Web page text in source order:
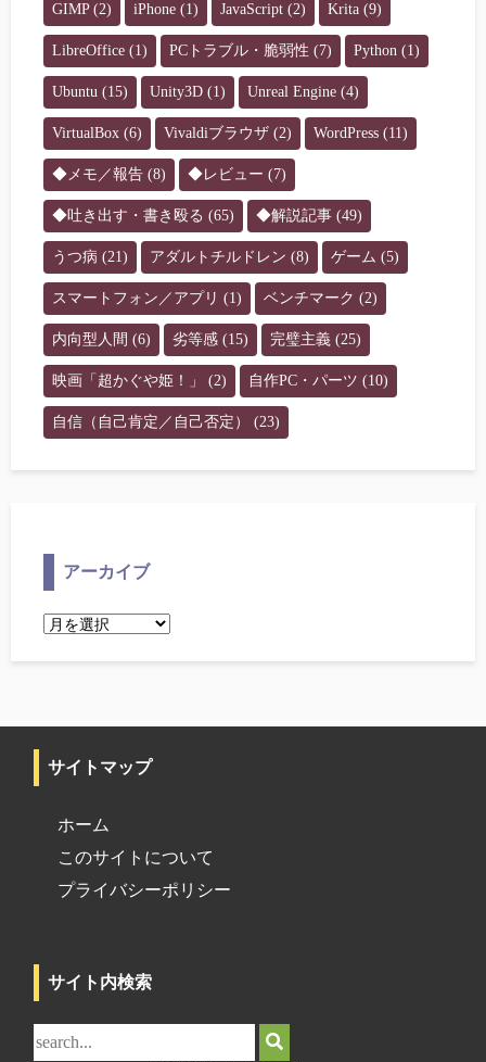
GIMP(2) iPhone (1) JavaScript (2) Krita (9)
LibreOffice (1) PCトラブル・脆弱性 (7) Python (1)
Ubuntu (15) Unity3D (1) Unreal Engine (4)
VirtualBox (6) Vivaldiブラウザ (2) WordPress (11)
◆メモ／報告 (8) ◆レビュー (7)
◆吐き出す・書き殴る (65) ◆解説記事 (49)
うつ病 (21) アダルトチルドレン (8) ゲーム (5)
スマートフォン／アプリ (1) ベンチマーク (2)
内向型人間 (6) 劣等感 (15) 完璧主義 (25)
映画「超かぐや姫！」 (2) 自作PC・パーツ (10)
自信（自己肯定／自己否定） (23)
アーカイブ
ア
カ
サイトマップ
ホーム
このサイトについて
プライバシーポリシー
サイト内検索
イ